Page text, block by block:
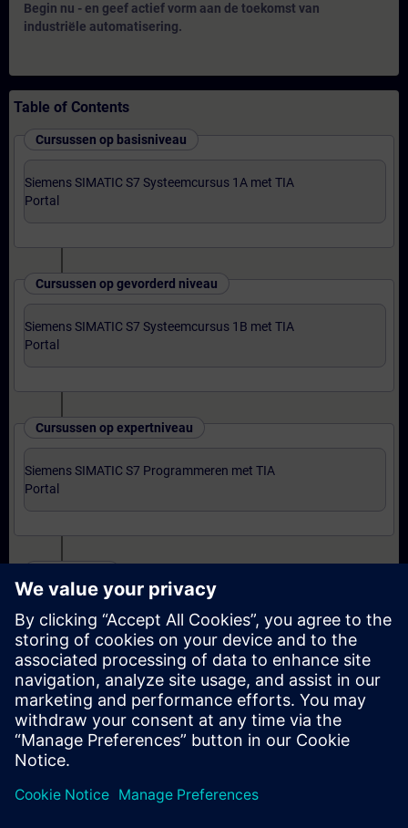
Begin nu - en geef actief vorm aan de toekomst van
industriële automatisering.
Table of Contents
Cursussen op basisniveau
Siemens SIMATIC S7 Systeemcursus 1A met TIA
Portal
Cursussen op gevorderd niveau
Siemens SIMATIC S7 Systeemcursus 1B met TIA
Portal
Cursussen op expertniveau
Siemens SIMATIC S7 Programmeren met TIA
Portal
Voorbereiding-oefenexamen Programmer met TIA
Portal
Examen Siemens Certified Programmer met TIA
Portal